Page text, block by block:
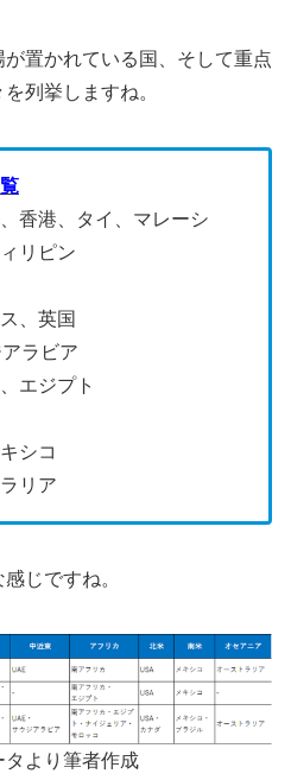
置かれている国、そして重点
列挙しますね。
香港、タイ、マレーシ
リピン
、英国
ラビア
エジプト
シコ
リア
じですね。
タより筆者作成